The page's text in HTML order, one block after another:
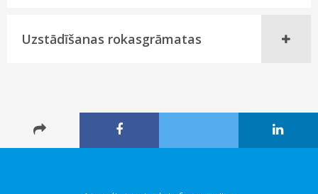
Uzstādīšanas rokasgrāmatas